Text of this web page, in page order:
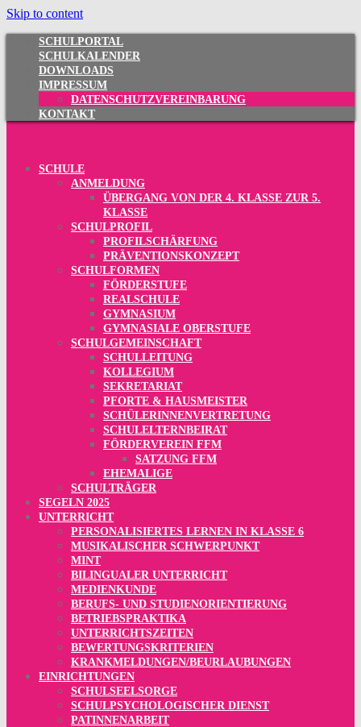
Skip to content
SCHULPORTAL
SCHULKALENDER
DOWNLOADS
IMPRESSUM
DATENSCHUTZVEREINBARUNG
KONTAKT
SCHULE
ANMELDUNG
ÜBERGANG VON DER 4. KLASSE ZUR 5.
KLASSE
SCHULPROFIL
PROFILSCHÄRFUNG
PRÄVENTIONSKONZEPT
SCHULFORMEN
FÖRDERSTUFE
REALSCHULE
GYMNASIUM
GYMNASIALE OBERSTUFE
SCHULGEMEINSCHAFT
SCHULLEITUNG
KOLLEGIUM
SEKRETARIAT
PFORTE & HAUSMEISTER
SCHÜLERINNENVERTRETUNG
SCHULELTERNBEIRAT
FÖRDERVEREIN FFM
SATZUNG FFM
EHEMALIGE
SCHULTRÄGER
SEGELN 2025
UNTERRICHT
PERSONALISIERTES LERNEN IN KLASSE 6
MUSIKALISCHER SCHWERPUNKT
MINT
BILINGUALER UNTERRICHT
MEDIENKUNDE
BERUFS- UND STUDIENORIENTIERUNG
BETRIEBSPRAKTIKA
UNTERRICHTSZEITEN
BEWERTUNGSKRITERIEN
KRANKMELDUNGEN/BEURLAUBUNGEN
EINRICHTUNGEN
SCHULSEELSORGE
SCHULPSYCHOLOGISCHER DIENST
PATINNENARBEIT